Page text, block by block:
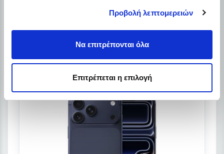
Προβολή λεπτομερειών
Να επιτρέπονται όλα
Επιτρέπεται η επιλογή
/ το μήνα + ΦΠΑ
Λεπτομέρειες